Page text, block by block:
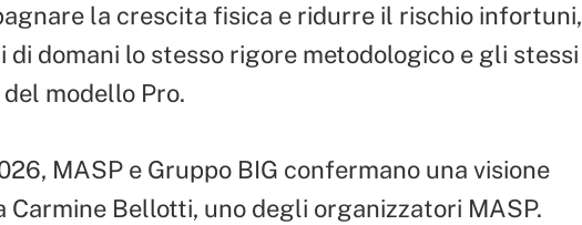
la crescita fisica e ridurre il rischio infortuni,
domani lo stesso rigore metodologico e gli stessi
modello Pro.
MASP e Gruppo BIG confermano una visione
Carmine Bellotti, uno degli organizzatori MASP.